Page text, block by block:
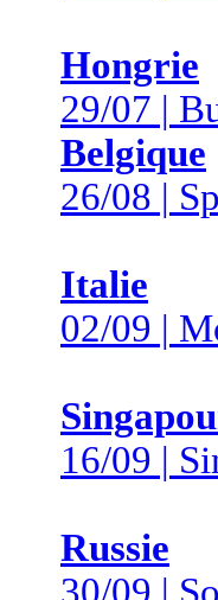
Hongrie
29/07 |
Belgique
26/08 |
Italie
02/09 |
16/09 |
Russie